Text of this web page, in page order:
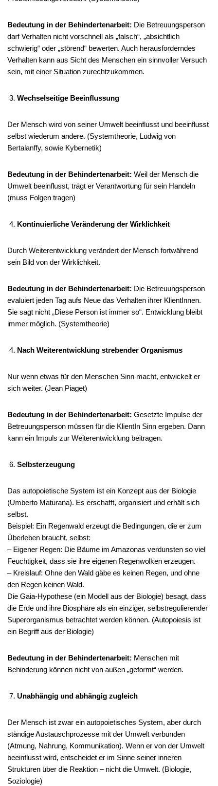
Bedeutung in der Behindertenarbeit: Die Betreuungsperson
darf Verhalten nicht vorschnell als „falsch“, „absichtlich
schwierig“ oder „störend“ bewerten. Auch herausforderndes
Verhalten kann aus Sicht des Menschen ein sinnvoller Versuch
sein, mit einer Situation zurechtzukommen.
Wechselseitige Beeinflussung
Der Mensch wird von seiner Umwelt beeinflusst und beeinflusst
selbst wiederum andere. (Systemtheorie, Ludwig von
Bertalanffy, sowie Kybernetik)
Bedeutung in der Behindertenarbeit: Weil der Mensch die
Umwelt beeinflusst, trägt er Verantwortung für sein Handeln
(muss Folgen tragen)
Kontinuierliche Veränderung der Wirklichkeit
Durch Weiterentwicklung verändert der Mensch fortwährend
sein Bild von der Wirklichkeit.
Bedeutung in der Behindertenarbeit: Die Betreuungsperson
evaluiert jeden Tag aufs Neue das Verhalten ihrer KlientInnen.
Sie sagt nicht „Diese Person ist immer so“. Entwicklung bleibt
immer möglich. (Systemtheorie)
Nach Weiterentwicklung strebender Organismus
Nur wenn etwas für den Menschen Sinn macht, entwickelt er
sich weiter. (Jean Piaget)
Bedeutung in der Behindertenarbeit: Gesetzte Impulse der
Betreuungsperson müssen für die KlientIn Sinn ergeben. Dann
kann ein Impuls zur Weiterentwicklung beitragen.
Selbsterzeugung
Das autopoietische System ist ein Konzept aus der Biologie
(Umberto Maturana). Es erschafft, organisiert und erhält sich
selbst.
Beispiel: Ein Regenwald erzeugt die Bedingungen, die er zum
Überleben braucht, selbst:
– Eigener Regen: Die Bäume im Amazonas verdunsten so viel
Feuchtigkeit, dass sie ihre eigenen Regenwolken erzeugen.
– Kreislauf: Ohne den Wald gäbe es keinen Regen, und ohne
den Regen keinen Wald.
Die Gaia-Hypothese (ein Modell aus der Biologie) besagt, dass
die Erde und ihre Biosphäre als ein einziger, selbstregulierender
Superorganismus betrachtet werden können. (Autopoiesis ist
ein Begriff aus der Biologie)
Bedeutung in der Behindertenarbeit: Menschen mit
Behinderung können nicht von außen „geformt“ werden.
Unabhängig und abhängig zugleich
Der Mensch ist zwar ein autopoietisches System, aber durch
ständige Austauschprozesse mit der Umwelt verbunden
(Atmung, Nahrung, Kommunikation). Wenn er von der Umwelt
beeinflusst wird, entscheidet er im Sinne seiner inneren
Strukturen über die Reaktion – nicht die Umwelt. (Biologie,
Soziologie)